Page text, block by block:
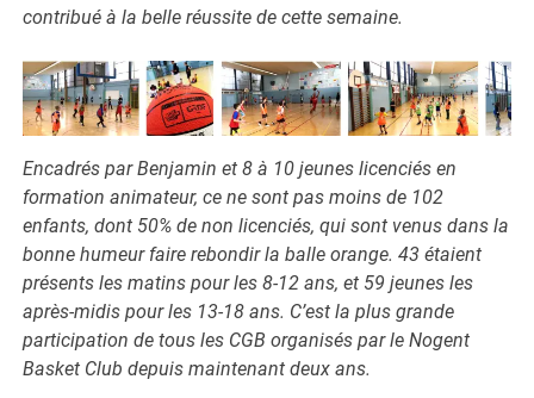
contribué à la belle réussite de cette semaine.
Encadrés par Benjamin et 8 à 10 jeunes licenciés en
formation animateur, ce ne sont pas moins de 102
enfants, dont 50% de non licenciés, qui sont venus dans la
bonne humeur faire rebondir la balle orange. 43 étaient
présents les matins pour les 8-12 ans, et 59 jeunes les
après-midis pour les 13-18 ans. C’est la plus grande
participation de tous les CGB organisés par le Nogent
Basket Club depuis maintenant deux ans.